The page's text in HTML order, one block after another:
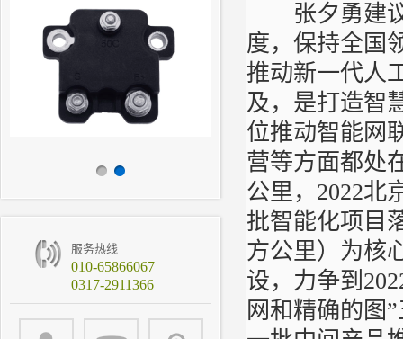
服务热线
010-65866067
0317-2911366
张夕勇建议
度，保持全国
推动新一代人
及，是打造智
位推动智能网
营等方面都处
公里，2022北
批智能化项目
方公里）为核
设，力争到
网和精确的图